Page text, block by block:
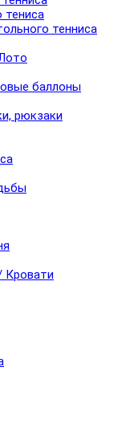
тениса
тенниса
баллоны
рюкзаки
Кровати